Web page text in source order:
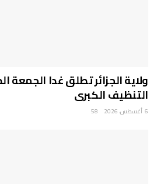
ولاية الجزائر تطلق غدا الجمعة
التنظيف الكبرى
6 أغسطس، 2026 58